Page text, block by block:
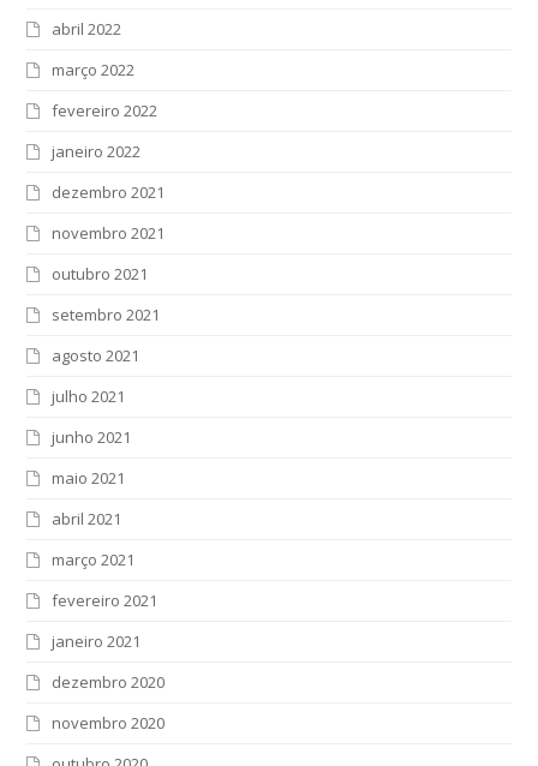
abril 2022
março 2022
fevereiro 2022
janeiro 2022
dezembro 2021
novembro 2021
outubro 2021
setembro 2021
agosto 2021
julho 2021
junho 2021
maio 2021
abril 2021
março 2021
fevereiro 2021
janeiro 2021
dezembro 2020
novembro 2020